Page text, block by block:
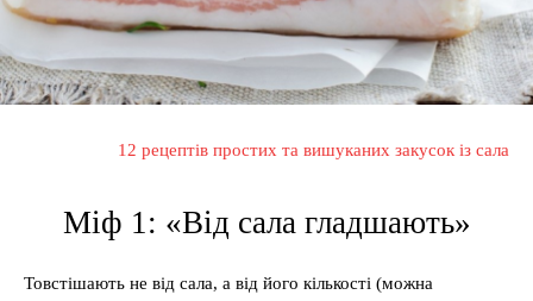
12 рецептів простих та вишуканих закусок із сала
Міф 1: «Від сала гладшають»
Товстішають не від сала, а від його кількості (можна